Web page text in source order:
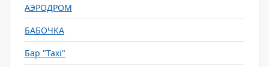
АЭРОДРОМ
БАБОЧКА
Бар "Taxi"